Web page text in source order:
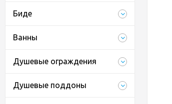
Биде
Ванны
Душевые ограждения
Душевые поддоны